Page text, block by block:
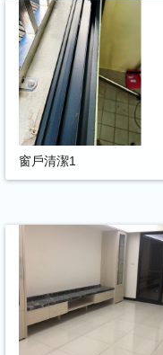
窗戶清潔1